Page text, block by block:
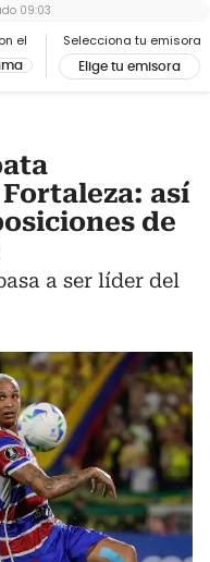
el Selecciona tu emisora
Elige tu emisora
09:03
así
de
a ser líder del